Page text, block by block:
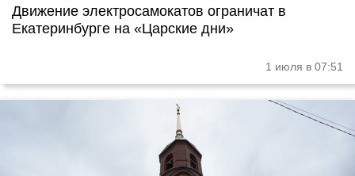
Движение электросамокатов ограничат в
Екатеринбурге на «Царские дни»
1 июля в 07:51